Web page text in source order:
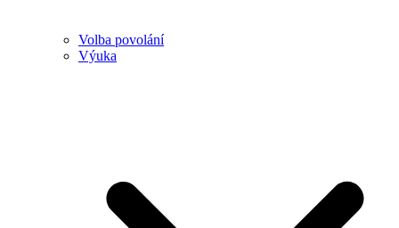
Volba povolání
Výuka